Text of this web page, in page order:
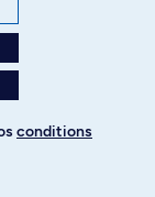
conditions